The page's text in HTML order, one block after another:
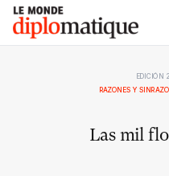
Skip
content
Le monde diplomatique
EDICIÓN
RAZONES Y
Las mil